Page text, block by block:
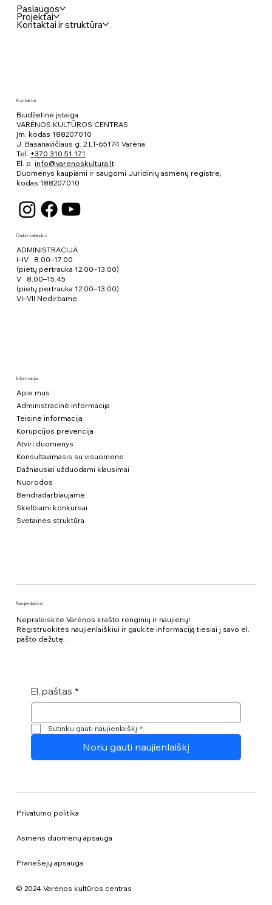
Kūrybinės dirbtuvės „Jaunimo vizija“
Paslaugos
Projektai
Kontaktai ir struktūra
Kontaktai
Biudžetinė įstaiga
VARĖNOS KULTŪROS CENTRAS
Įm. kodas 188207010
J. Basanavičiaus g. 2 LT-65174 Varėna
Tel. +370 310 51 171
El. p. info@varenoskultura.lt
Duomenys kaupiami ir saugomi Juridinių asmenų registre,
kodas 188207010
Darbo valandos
ADMINISTRACIJA
I–IV 8.00–17.00
(pietų pertrauka 12.00–13.00)
V 8.00–15.45
(pietų pertrauka 12.00–13.00)
VI–VII Nedirbame
Informacija
Apie mus
Administracinė informacija
Teisinė informacija
Korupcijos prevencija
Atviri duomenys
Konsultavimasis su visuomene
Dažniausiai užduodami klausimai
Nuorodos
Bendradarbiaujame
Skelbiami konkursai
Svetainės struktūra
Naujienlaiškis
Nepraleiskite Varėnos krašto renginių ir naujienų!
Registruokitės naujienlaiškiui ir gaukite informaciją tiesiai į savo el.
pašto dėžutę.
El. paštas *
Sutinku gauti naujienlaiškį *
Noriu gauti naujienlaiškį
Privatumo politika
© 2024 Varėnos kultūros centras
Asmens duomenų apsauga
Pranešėjų apsauga